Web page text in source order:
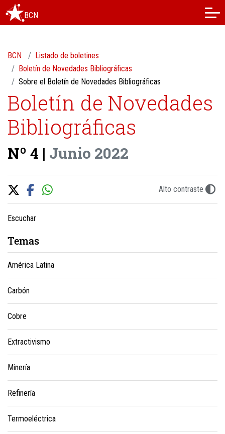
BCN
BCN
Listado de boletines
Boletín de Novedades Bibliográficas
Sobre el Boletín de Novedades Bibliográficas
Boletín de Novedades
Bibliográficas
Nº 4 | Junio 2022
Alto contraste
Escuchar
Temas
América Latina
Carbón
Cobre
Extractivismo
Minería
Refinería
Termoeléctrica